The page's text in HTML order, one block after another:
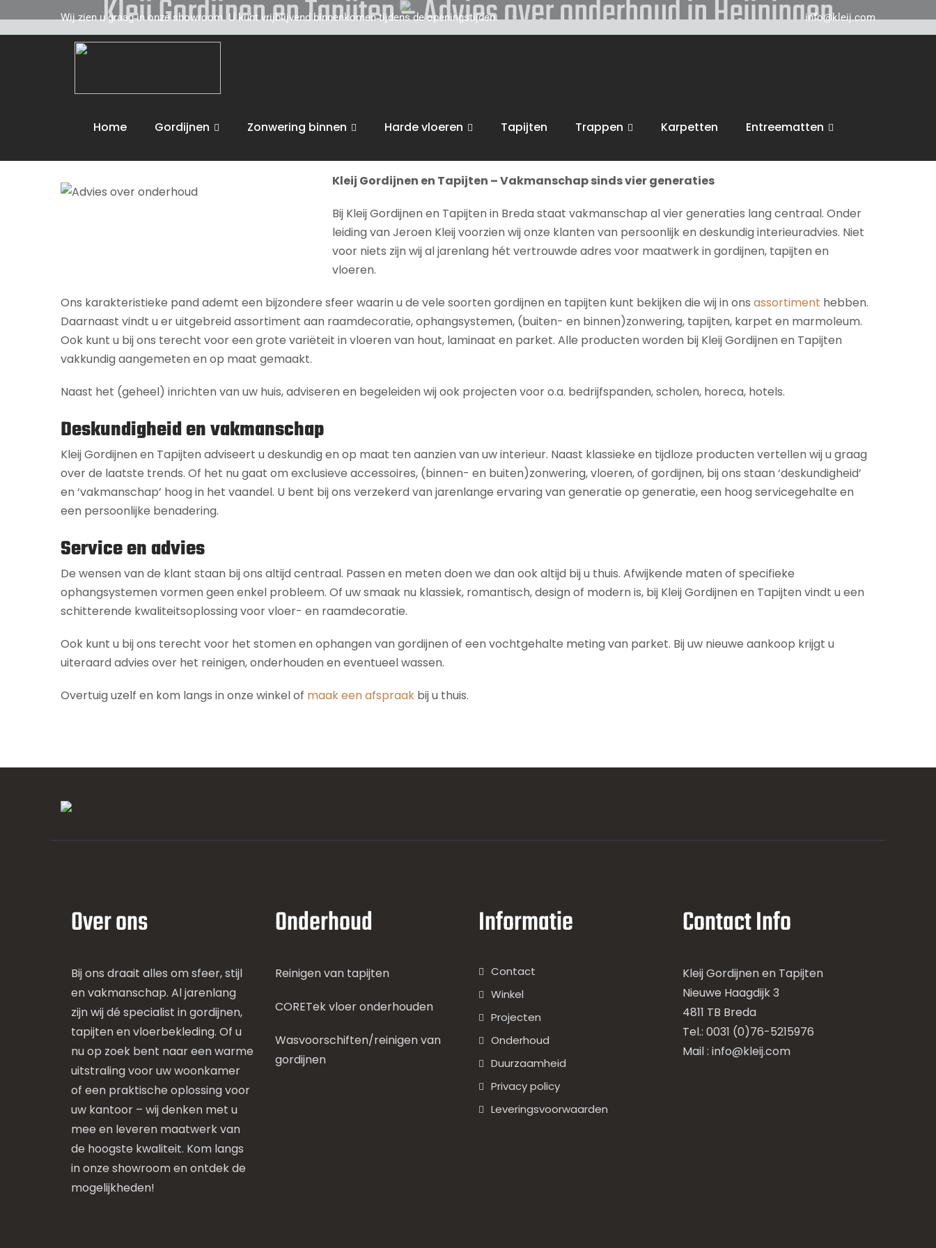
Wij zien u graag in onze showroom. U kunt vrijblijvend binnenkomen tijdens de openingstijden. info@kleij.com
Home Gordijnen Zonwering binnen Harde vloeren Tapijten Trappen Karpetten Entreematten
Kleij Gordijnen en Tapijten – Advies over onderhoud in Heijningen
toe. Wij adviseren u vakkundig op het gebied van uw interieur, van raamdecoratie of tapijten, tot zonwering, trappen en vloeren. Wij voeren dan ook
Kleij Gordijnen en Tapijten – Vakmanschap sinds vier generaties
Bij Kleij Gordijnen en Tapijten in Breda staat vakmanschap al vier generaties lang centraal. Onder
leiding van Jeroen Kleij voorzien wij onze klanten van persoonlijk en deskundig interieuradvies. Niet
voor niets zijn wij al jarenlang hét vertrouwde adres voor maatwerk in gordijnen, tapijten en
vloeren.
Ons karakteristieke pand ademt een bijzondere sfeer waarin u de vele soorten gordijnen en tapijten kunt bekijken die wij in ons assortiment hebben.
Daarnaast vindt u er uitgebreid assortiment aan raamdecoratie, ophangsystemen, (buiten- en binnen)zonwering, tapijten, karpet en marmoleum.
Ook kunt u bij ons terecht voor een grote variëteit in vloeren van hout, laminaat en parket. Alle producten worden bij Kleij Gordijnen en Tapijten
vakkundig aangemeten en op maat gemaakt.
Naast het (geheel) inrichten van uw huis, adviseren en begeleiden wij ook projecten voor o.a. bedrijfspanden, scholen, horeca, hotels.
Deskundigheid en vakmanschap
Kleij Gordijnen en Tapijten adviseert u deskundig en op maat ten aanzien van uw interieur. Naast klassieke en tijdloze producten vertellen wij u graag
over de laatste trends. Of het nu gaat om exclusieve accessoires, (binnen- en buiten)zonwering, vloeren, of gordijnen, bij ons staan ‘deskundigheid’
en ‘vakmanschap’ hoog in het vaandel. U bent bij ons verzekerd van jarenlange ervaring van generatie op generatie, een hoog servicegehalte en
een persoonlijke benadering.
Service en advies
De wensen van de klant staan bij ons altijd centraal. Passen en meten doen we dan ook altijd bij u thuis. Afwijkende maten of specifieke
ophangsystemen vormen geen enkel probleem. Of uw smaak nu klassiek, romantisch, design of modern is, bij Kleij Gordijnen en Tapijten vindt u een
schitterende kwaliteitsoplossing voor vloer- en raamdecoratie.
Ook kunt u bij ons terecht voor het stomen en ophangen van gordijnen of een vochtgehalte meting van parket. Bij uw nieuwe aankoop krijgt u
uiteraard advies over het reinigen, onderhouden en eventueel wassen.
Overtuig uzelf en kom langs in onze winkel of maak een afspraak bij u thuis.
Over ons
Bij ons draait alles om sfeer, stijl
en vakmanschap. Al jarenlang
zijn wij dé specialist in gordijnen,
tapijten en vloerbekleding. Of u
nu op zoek bent naar een warme
uitstraling voor uw woonkamer
of een praktische oplossing voor
uw kantoor – wij denken met u
mee en leveren maatwerk van
de hoogste kwaliteit. Kom langs
in onze showroom en ontdek de
mogelijkheden!
Onderhoud
Reinigen van tapijten
CORETek vloer onderhouden
Wasvoorschiften/reinigen van
gordijnen
Informatie
Contact
Winkel
Projecten
Onderhoud
Duurzaamheid
Privacy policy
Leveringsvoorwaarden
Contact Info
Kleij Gordijnen en Tapijten
Nieuwe Haagdijk 3
4811 TB Breda
Tel.: 0031 (0)76-5215976
Mail : info@kleij.com